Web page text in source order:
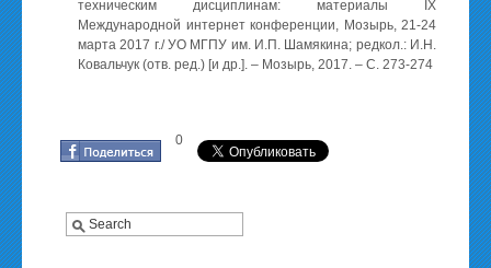
техническим дисциплинам: материалы IX
Международной интернет конференции, Мозырь, 21-24
марта 2017 г./ УО МГПУ им. И.П. Шамякина; редкол.: И.Н.
Ковальчук (отв. ред.) [и др.]. – Мозырь, 2017. – С. 273-274
0